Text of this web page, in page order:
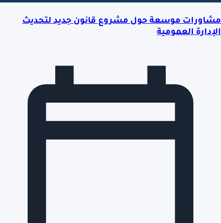
مشاورات موسعة حول مشروع قانون جديد لتحديث
الإدارة العمومية